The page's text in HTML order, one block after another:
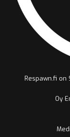
Respawn.fi on
Oy